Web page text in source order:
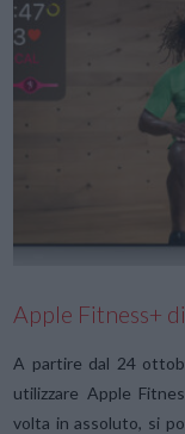
Apple Fitness+
A partire dal 24
utilizzare Apple
volta in assoluto, si